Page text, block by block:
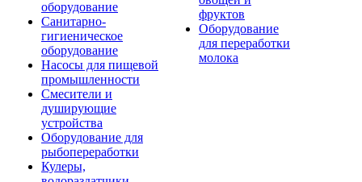
оборудование
Санитарно-
гигиеническое
оборудование
Насосы для пищевой
промышленности
Смесители и
душирующие
устройства
Оборудование для
рыбопереработки
Кулеры,
фруктов
Оборудование
для переработки
молока